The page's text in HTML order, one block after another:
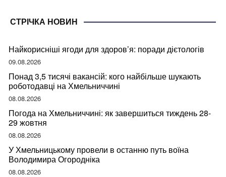
СТРІЧКА НОВИН
Найкорисніші ягоди для здоров’я: поради дієтологів
09.08.2026
Понад 3,5 тисячі вакансій: кого найбільше шукають
роботодавці на Хмельниччині
08.08.2026
Погода на Хмельниччині: як завершиться тиждень 28-
29 жовтня
08.08.2026
У Хмельницькому провели в останню путь воїна
Володимира Огородніка
08.08.2026